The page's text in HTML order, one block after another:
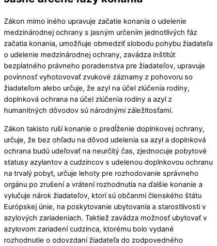
Zákon mimo iného upravuje začatie konania o udelenie
medzinárodnej ochrany s jasným určením jednotlivých fáz
začatia konania, umožňuje obmedziť slobodu pohybu žiadateľa
o udelenie medzinárodnej ochrany, zavádza inštitút
bezplatného právneho poradenstva pre žiadateľov, upravuje
povinnosť vyhotovovať zvukové záznamy z pohovoru so
žiadateľom alebo určuje, že azyl na účel zlúčenia rodiny,
doplnková ochrana na účel zlúčenia rodiny a azyl z
humanitných dôvodov sú národnými záležitosťami.
Zákon takisto ruší konanie o predĺženie doplnkovej ochrany,
určuje, že bez ohľadu na dôvod udelenia sa azyl a doplnková
ochrana budú udeľovať na neurčitý čas, zjednocuje pobytové
statusy azylantov a cudzincov s udelenou doplnkovou ochranu
na trvalý pobyt, určuje lehoty pre rozhodovanie správneho
orgánu po zrušení a vrátení rozhodnutia na ďalšie konanie a
vylučuje nárok žiadateľov, ktorí sú občanmi členského štátu
Európskej únie, na poskytovanie ubytovania a starostlivosti v
azylových zariadeniach. Taktiež zavádza možnosť ubytovať v
azylovom zariadení cudzinca, ktorému bolo vydané
rozhodnutie o odovzdaní žiadateľa do zodpovedného